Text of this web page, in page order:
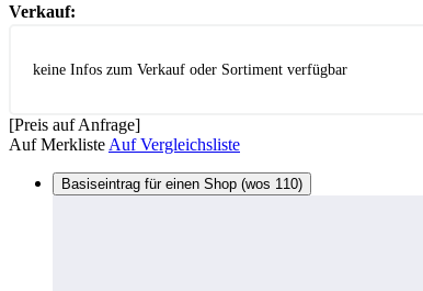
Verkauf:
keine Infos zum Verkauf oder Sortiment verfügbar
[Preis auf Anfrage]
Auf Merkliste Auf Vergleichsliste
Basiseintrag für einen Shop (wos 110)